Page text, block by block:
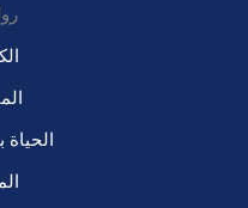
الحياة